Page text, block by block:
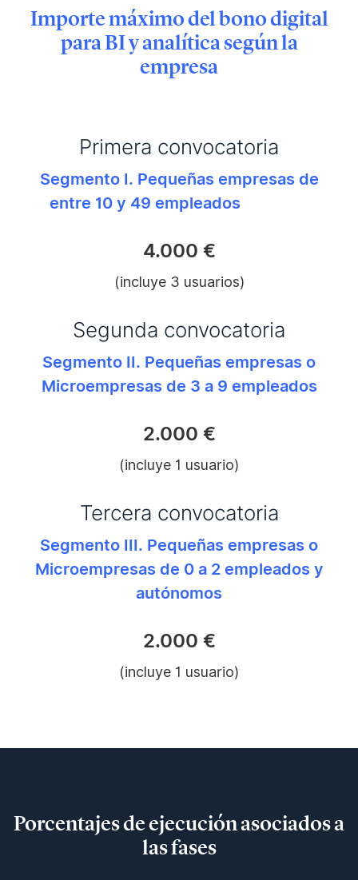
Importe máximo del bono digital
para BI y analítica según la
empresa
Primera convocatoria
Segmento I. Pequeñas empresas de
entre 10 y 49 empleados…… ………
4.000 €
(incluye 3 usuarios)
Segunda convocatoria
Segmento II. Pequeñas empresas o
Microempresas de 3 a 9 empleados
2.000 €
(incluye 1 usuario)
Tercera convocatoria
Segmento III. Pequeñas empresas o
Microempresas de 0 a 2 empleados y
autónomos
2.000 €
(incluye 1 usuario)
Porcentajes de ejecución asociados a
las fases